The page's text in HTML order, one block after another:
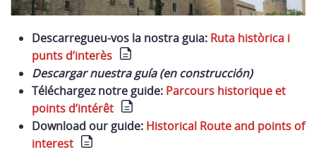
Descarregueu-vos la nostra guia: Ruta històrica i
punts d’interès
Descargar nuestra guía (en construcción)
Téléchargez notre guide: Parcours historique et
points d’intérêt
Download our guide: Historical Route and points of
interest